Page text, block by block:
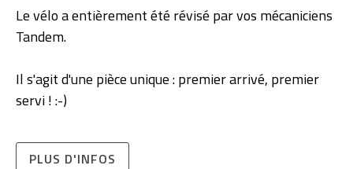
Le vélo a entièrement été révisé par vos mécaniciens
Tandem.
Il s'agit d'une pièce unique : premier arrivé, premier
servi ! :-)
PLUS D'INFOS